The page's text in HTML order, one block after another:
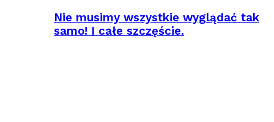
Nie musimy wszystkie wyglądać tak
samo! I całe szczęście.